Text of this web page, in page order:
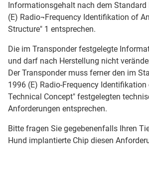
Informationsgehalt nach dem Standard
(E) Radio¬Frequency Identifikation of
Structure" 1 entsprechen.
Die im Transponder festgelegte
und darf nach Herstellung nicht
Der Transponder muss ferner den im
1996 (E) Radio-Frequency
Technical Concept" festgelegten
Anforderungen entsprechen.
Bitte fragen Sie gegebenenfalls Ihren
Hund implantierte Chip diesen